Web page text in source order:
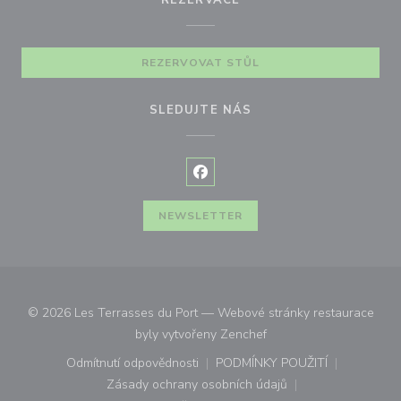
REZERVOVAT STŮL
SLEDUJTE NÁS
Facebook ((otevře se v novém
NEWSLETTER
© 2026 Les Terrasses du Port — Webové stránky restaurace
byly vytvořeny Zenchef((otevře se v novém
Odmítnutí odpovědnosti
((otevře se v novém okně))
PODMÍNKY POUŽITÍ
((otevře se v novém
Zásady ochrany osobních údajů
((otevře se v novém okně))